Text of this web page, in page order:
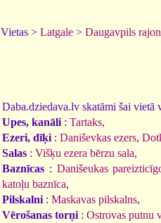
Vietas > Latgale > Daugavpils
Daba.dziedava.lv skatāmi šai
Upes, kanāli : Tartaks,
Ezeri, dīķi : Daniševkas ezers,
Salas : Višķu ezera bērzu sala,
Baznīcas : Danišeukas
katoļu baznīca,
Pilskalni : Maskavas pilskalns,
Vērošanas torņi : Ostrovas putnu